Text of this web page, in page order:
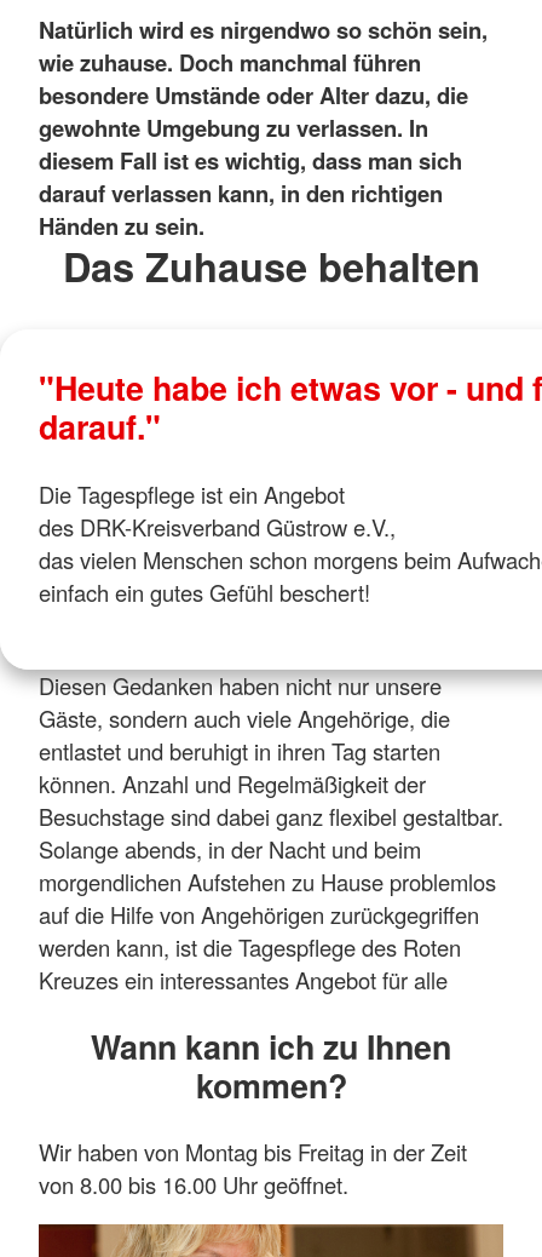
Natürlich wird es nirgendwo so schön sein,
wie zuhause. Doch manchmal führen
besondere Umstände oder Alter dazu, die
gewohnte Umgebung zu verlassen. In
diesem Fall ist es wichtig, dass man sich
darauf verlassen kann, in den richtigen
Händen zu sein.
Das Zuhause behalten
"Heute habe ich etwas vor - und
darauf."
Die Tagespflege ist ein Angebot
des DRK-Kreisverband Güstrow e.V.,
das vielen Menschen schon morgens beim
einfach ein gutes Gefühl beschert!
Diesen Gedanken haben nicht nur unsere
Gäste, sondern auch viele Angehörige, die
entlastet und beruhigt in ihren Tag starten
können. Anzahl und Regelmäßigkeit der
Besuchstage sind dabei ganz flexibel gestaltbar.
Solange abends, in der Nacht und beim
morgendlichen Aufstehen zu Hause problemlos
auf die Hilfe von Angehörigen zurückgegriffen
werden kann, ist die Tagespflege des Roten
Kreuzes ein interessantes Angebot für alle
machen, niemand wird überlastet – und für alle
entstehen neue, wichtige Freiräume. In der
unsere Gäste Ausflüge und Spaziergänge,
treiben Gymnastik – oder haben einfach
gemeinsam Spaß bei unseren
Kreativangeboten. Neben den festen
Wann kann ich zu Ihnen
kommen?
Wir haben von Montag bis Freitag in der Zeit
von 8.00 bis 16.00 Uhr geöffnet.